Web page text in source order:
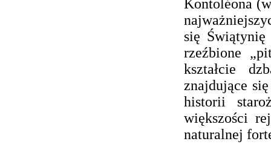
Kontoléona
się
rzeźbione
kształcie
znajdujące
historii
większości
naturalnej